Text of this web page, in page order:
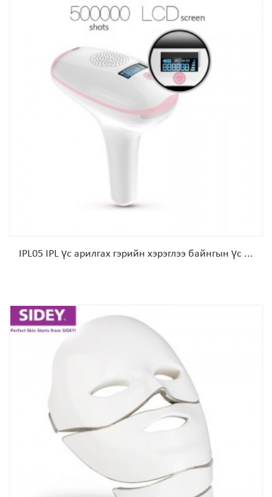
IPL05 IPL үс арилгах гэрийн хэрэглээ байнгын үс ...